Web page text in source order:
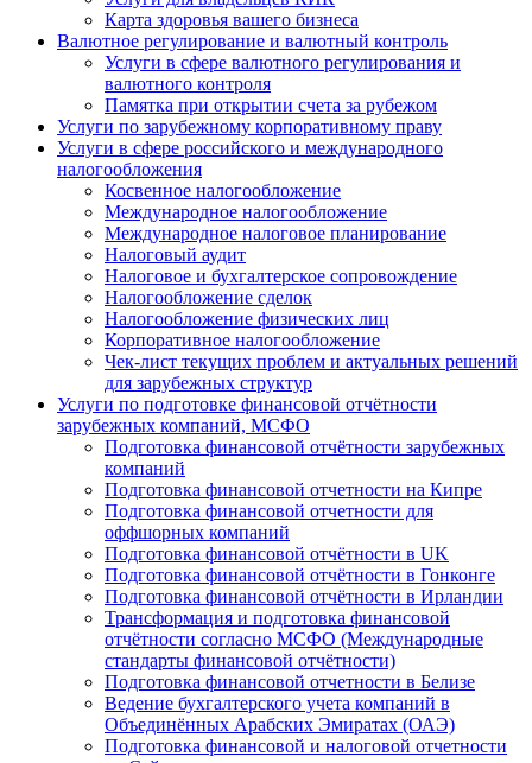
Карта здоровья вашего бизнеса
Валютное регулирование и валютный контроль
Услуги в сфере валютного регулирования и
валютного контроля
Памятка при открытии счета за рубежом
Услуги по зарубежному корпоративному праву
Услуги в сфере российского и международного
налогообложения
Косвенное налогообложение
Международное налогообложение
Международное налоговое планирование
Налоговый аудит
Налоговое и бухгалтерское сопровождение
Налогообложение сделок
Налогообложение физических лиц
Корпоративное налогообложение
Чек-лист текущих проблем и актуальных решений
для зарубежных структур
Услуги по подготовке финансовой отчётности
зарубежных компаний, МСФО
Подготовка финансовой отчётности зарубежных
компаний
Подготовка финансовой отчетности на Кипре
Подготовка финансовой отчетности для
оффшорных компаний
Подготовка финансовой отчётности в UK
Подготовка финансовой отчётности в Гонконге
Подготовка финансовой отчётности в Ирландии
Трансформация и подготовка финансовой
отчётности согласно МСФО (Международные
стандарты финансовой отчётности)
Подготовка финансовой отчетности в Белизе
Ведение бухгалтерского учета компаний в
Объединённых Арабских Эмиратах (ОАЭ)
Подготовка финансовой и налоговой отчетности